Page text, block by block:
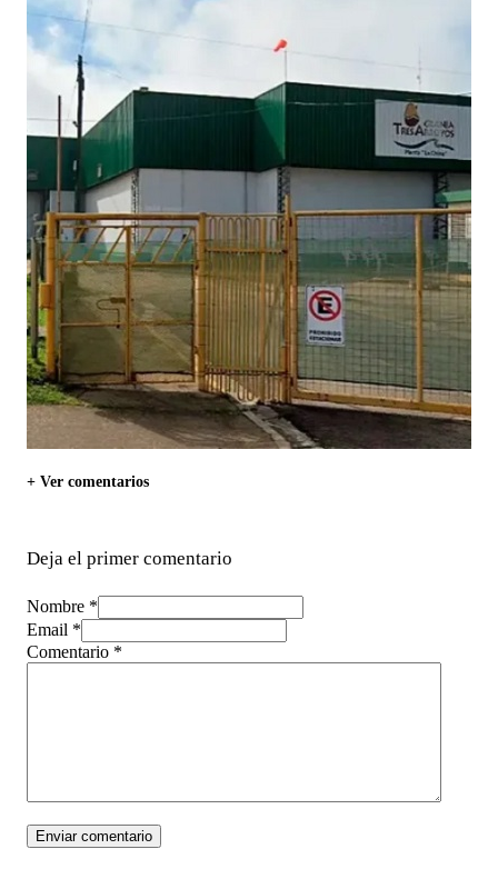
+ Ver comentarios
Deja el primer comentario
Nombre *
Email *
Comentario *